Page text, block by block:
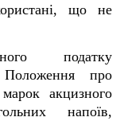
що не
податку
про
акцизного
напоїв,